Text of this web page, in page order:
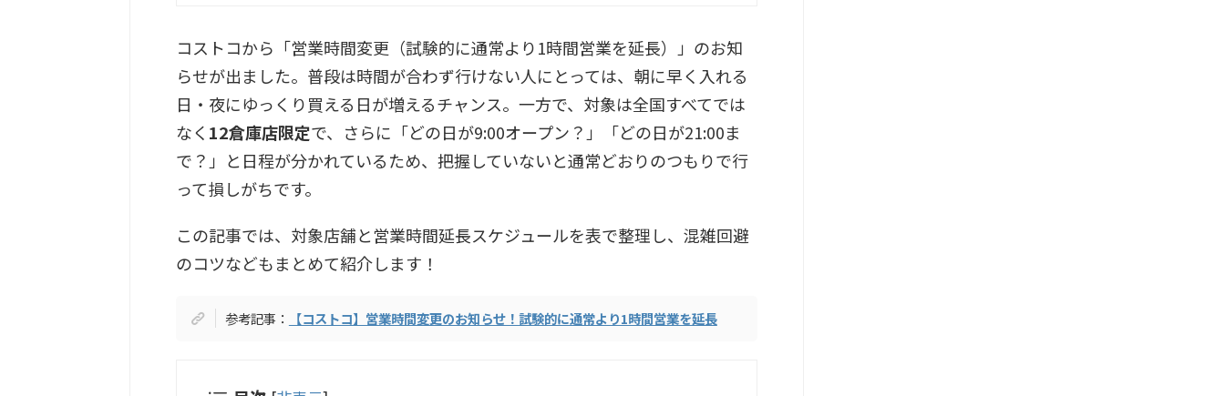
コストコから「営業時間変更（試験的に通常より1時間営業を延長）」のお知
らせが出ました。普段は時間が合わず行けない人にとっては、朝に早く入れる
日・夜にゆっくり買える日が増えるチャンス。一方で、対象は全国すべてでは
なく 12倉庫店限定で、さらに「どの日が9:00オープン？」「どの日が21:00ま
で？」と日程が分かれているため、把握していないと通常どおりのつもりで行
って損しがちです。
この記事では、対象店舗と営業時間延長スケジュールを表で整理し、混雑回避
のコツなどもまとめて紹介します！
参考記事： 【コストコ】営業時間変更のお知らせ！試験的に通常より1時間営業を延長